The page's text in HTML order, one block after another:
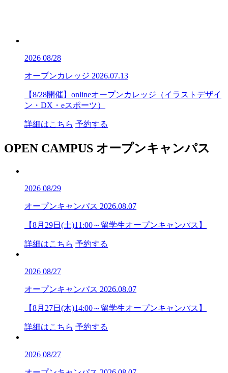
2026 08/28
オープンカレッジ 2026.07.13
【8/28開催】onlineオープンカレッジ（イラストデザイ
ン・DX・eスポーツ）
詳細はこちら 予約する
OPEN CAMPUS オープンキャンパス
2026 08/29
オープンキャンパス 2026.08.07
【8月29日(土)11:00～留学生オープンキャンパス】
詳細はこちら 予約する
2026 08/27
オープンキャンパス 2026.08.07
【8月27日(木)14:00～留学生オープンキャンパス】
詳細はこちら 予約する
2026 08/27